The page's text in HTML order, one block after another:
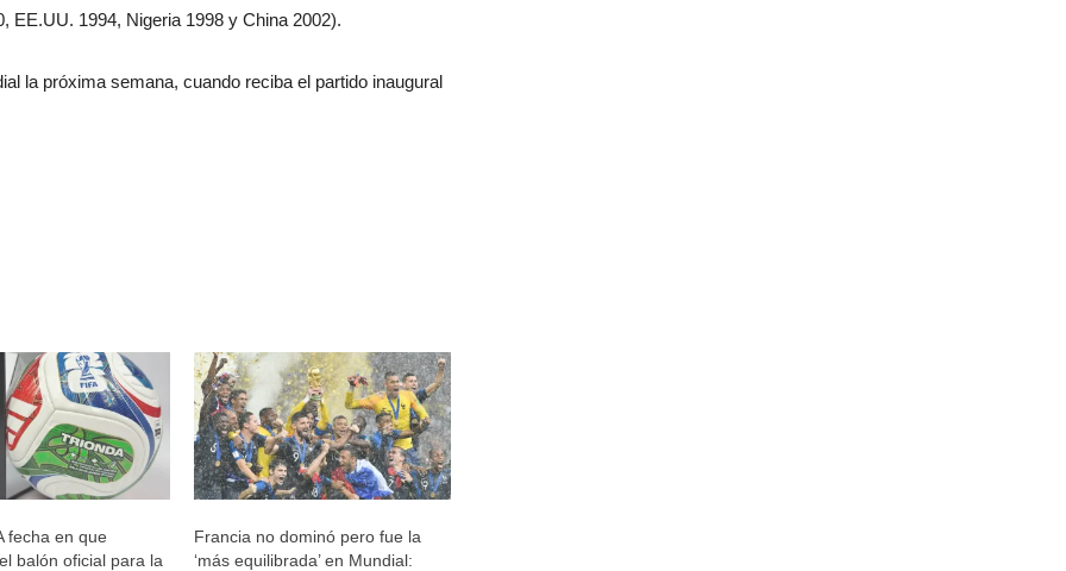
EE.UU. 1994, Nigeria 1998 y China 2002).
la próxima semana, cuando reciba el partido inaugural
fecha en que
balón oficial para la
Francia no dominó pero fue la
‘más equilibrada’ en Mundial: